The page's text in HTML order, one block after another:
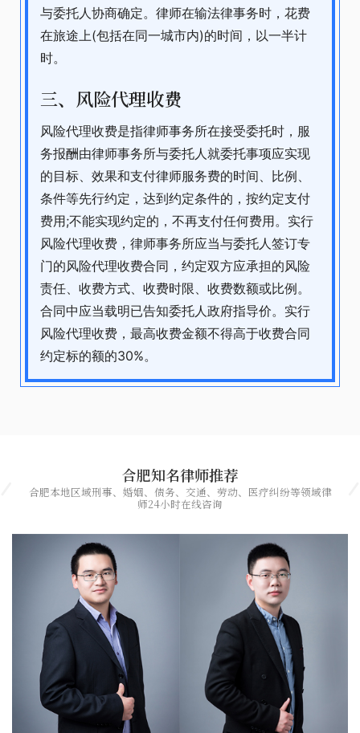
与委托人协商确定。律师在输法律事务时，花费
在旅途上(包括在同一城市内)的时间，以一半计
时。
三、风险代理收费
风险代理收费是指律师事务所在接受委托时，服
务报酬由律师事务所与委托人就委托事项应实现
的目标、效果和支付律师服务费的时间、比例、
条件等先行约定，达到约定条件的，按约定支付
费用;不能实现约定的，不再支付任何费用。实行
风险代理收费，律师事务所应当与委托人签订专
门的风险代理收费合同，约定双方应承担的风险
责任、收费方式、收费时限、收费数额或比例。
合同中应当载明已告知委托人政府指导价。实行
风险代理收费，最高收费金额不得高于收费合同
约定标的额的30%。
合肥知名律师推荐
合肥本地区域刑事、婚姻、债务、交通、劳动、医疗纠纷等领域律
师24小时在线咨询